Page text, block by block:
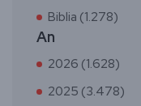
Biblia (1.278)
An
2026 (1.628)
2025 (3.478)